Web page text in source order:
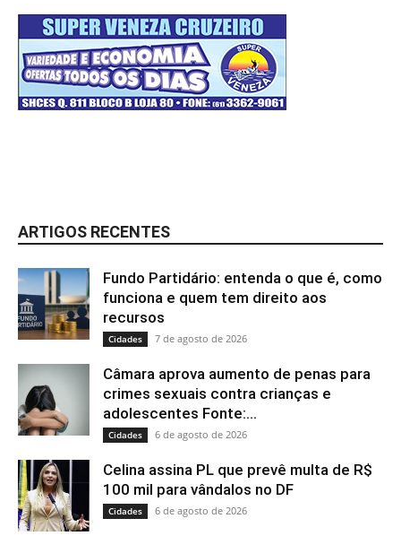
ARTIGOS RECENTES
Fundo Partidário: entenda o que é, como
funciona e quem tem direito aos
recursos
Cidades 7 de agosto de 2026
Câmara aprova aumento de penas para
crimes sexuais contra crianças e
adolescentes Fonte:...
Cidades 6 de agosto de 2026
Celina assina PL que prevê multa de R$
100 mil para vândalos no DF
Cidades 6 de agosto de 2026